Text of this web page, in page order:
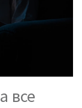
все